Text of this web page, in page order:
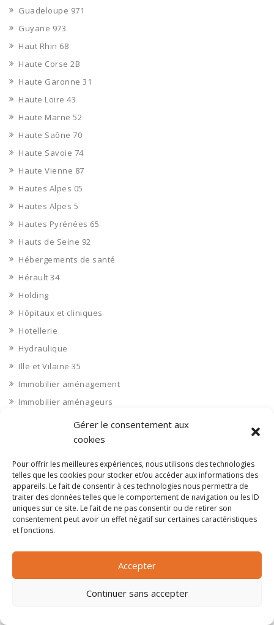
Gérer le consentement aux
cookies
Pour offrir les meilleures expériences, nous utilisons des technologies
telles que les cookies pour stocker et/ou accéder aux informations des
appareils. Le fait de consentir à ces technologies nous permettra de
traiter des données telles que le comportement de navigation ou les ID
uniques sur ce site. Le fait de ne pas consentir ou de retirer son
consentement peut avoir un effet négatif sur certaines caractéristiques
et fonctions.
Accepter
Continuer sans accepter
Guadeloupe 971
Guyane 973
Haut Rhin 68
Haute Corse 2B
Haute Garonne 31
Haute Loire 43
Haute Marne 52
Haute Saône 70
Haute Savoie 74
Haute Vienne 87
Hautes Alpes 05
Hautes Alpes 5
Hautes Pyrénées 65
Hauts de Seine 92
Hébergements de santé
Hérault 34
Holding
Hôpitaux et cliniques
Hotellerie
Hydraulique
Ille et Vilaine 35
Immobilier aménagement
Immobilier aménageurs
Immobilier commerces
Immobilier de bureaux
Immobilier logements
Impression 3D
Imprimerie
Indre 36
Industrie agroalimentaire
Industrie chimique